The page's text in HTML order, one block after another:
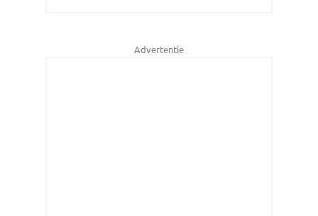
Advertentie